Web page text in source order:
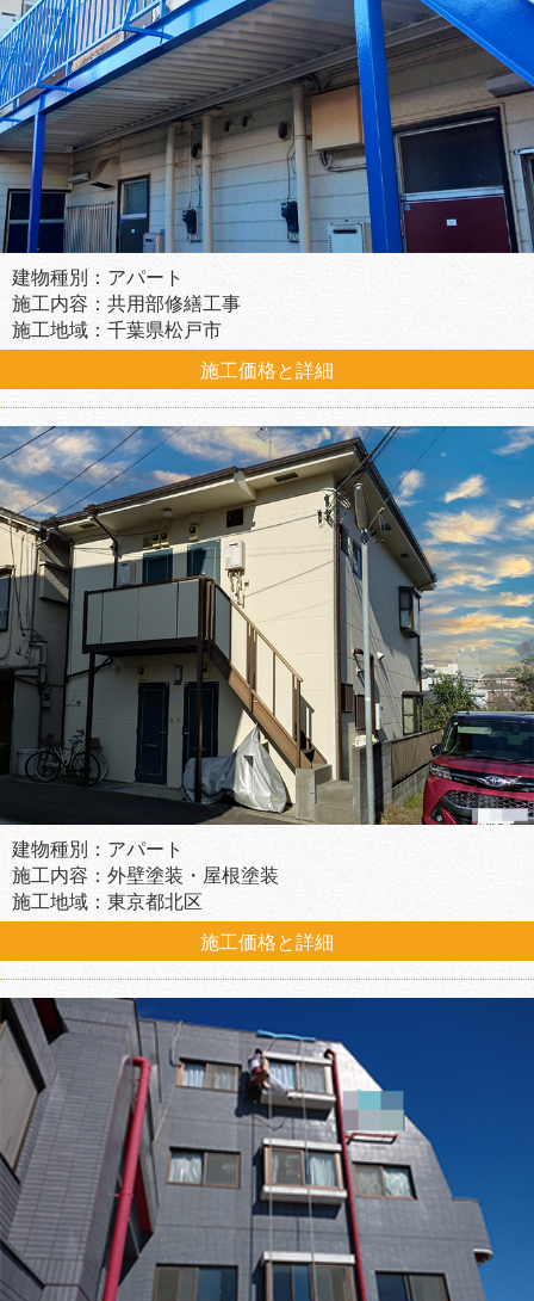
建物種別：アパート
施工内容：共用部修繕工事
施工地域：千葉県松戸市
施工価格と詳細
建物種別：アパート
施工内容：外壁塗装・屋根塗装
施工地域：東京都北区
施工価格と詳細